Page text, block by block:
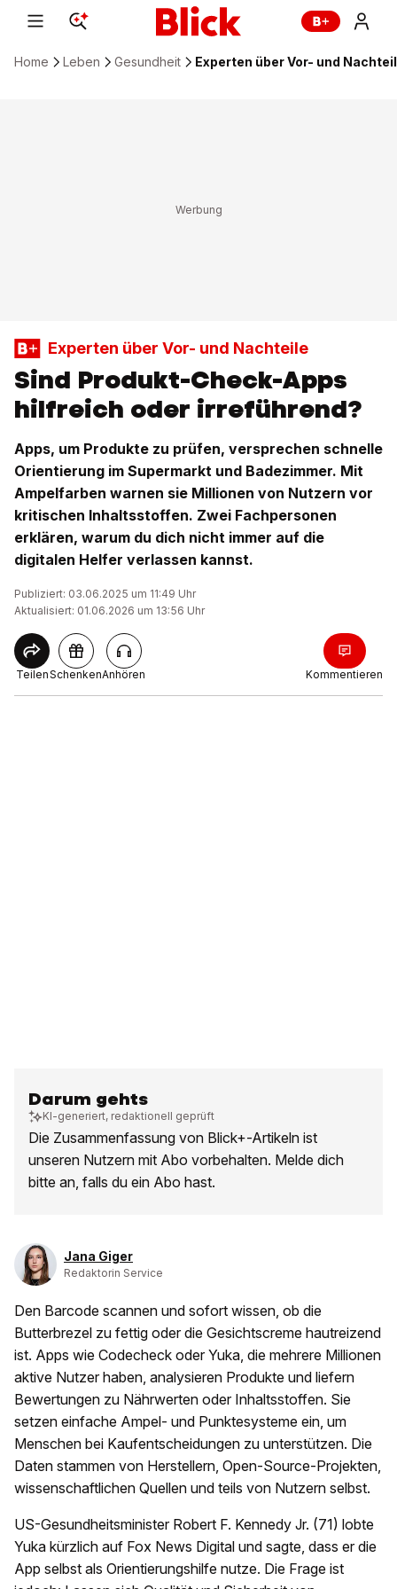
Home Leben Gesundheit Experten über Vor- und
Experten über Vor- und Nachteile
Sind Produkt-Check-Apps
hilfreich oder irreführend?
Apps, um Produkte zu prüfen, versprechen schnelle
Orientierung im Supermarkt und Badezimmer. Mit
Ampelfarben warnen sie Millionen von Nutzern vor
kritischen Inhaltsstoffen. Zwei Fachpersonen
erklären, warum du dich nicht immer auf die
digitalen Helfer verlassen kannst.
Publiziert: 03.06.2025 um 11:49 Uhr
Aktualisiert: 01.06.2026 um 13:56 Uhr
TeilenSchenkenAnhören Kommentieren
Darum gehts
KI-generiert, redaktionell geprüft
Die Zusammenfassung von Blick+-Artikeln ist
unseren Nutzern mit Abo vorbehalten. Melde dich
bitte an, falls du ein Abo hast.
Jana Giger
Redaktorin Service
Den Barcode scannen und sofort wissen, ob die
Butterbrezel zu fettig oder die Gesichtscreme hautreizend
ist. Apps wie Codecheck oder Yuka, die mehrere Millionen
aktive Nutzer haben, analysieren Produkte und liefern
Bewertungen zu Nährwerten oder Inhaltsstoffen. Sie
setzen einfache Ampel- und Punktesysteme ein, um
Menschen bei Kaufentscheidungen zu unterstützen. Die
Daten stammen von Herstellern, Open-Source-Projekten,
wissenschaftlichen Quellen und teils von Nutzern selbst.
US-Gesundheitsminister Robert F. Kennedy Jr. (71) lobte
Yuka kürzlich auf Fox News Digital und sagte, dass er die
App selbst als Orientierungshilfe nutze. Die Frage ist